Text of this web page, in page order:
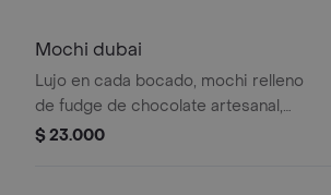
Mochi dubai
Lujo en cada bocado, mochi relleno
de fudge de chocolate artesanal,
kadayif original bañado en pistachela,
$ 23.000